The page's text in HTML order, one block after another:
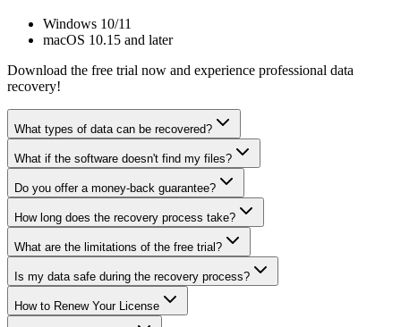
Windows 10/11
macOS 10.15 and later
Download the free trial now and experience professional data
recovery!
What types of data can be recovered?
What if the software doesn't find my files?
Do you offer a money-back guarantee?
How long does the recovery process take?
What are the limitations of the free trial?
Is my data safe during the recovery process?
How to Renew Your License